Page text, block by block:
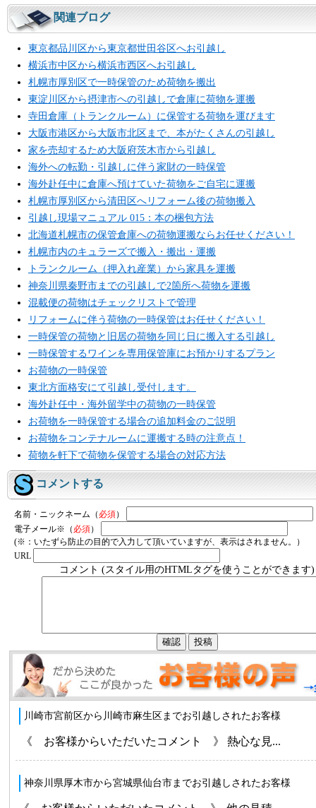
関連ブログ
東京都品川区から東京都世田谷区へお引越し
横浜市中区から横浜市西区へお引越し
札幌市厚別区で一時保管のため荷物を搬出
東淀川区から摂津市への引越しで倉庫に荷物を運搬
寺田倉庫（トランクルーム）に保管する荷物を運びます
大阪市港区から大阪市北区まで、本がたくさんの引越し
家を売却するため大阪府茨木市から引越し
海外への転勤・引越しに伴う家財の一時保管
海外赴任中に倉庫へ預けていた荷物をご自宅に運搬
札幌市厚別区から清田区へリフォーム後の荷物搬入
引越し現場マニュアル 015：本の梱包方法
北海道札幌市の保管倉庫への荷物運搬ならお任せください！
札幌市内のキュラーズで搬入・搬出・運搬
トランクルーム（押入れ産業）から家具を運搬
神奈川県秦野市までの引越しで2箇所へ荷物を運搬
混載便の荷物はチェックリストで管理
リフォームに伴う荷物の一時保管はお任せください！
一時保管の荷物と旧居の荷物を同じ日に搬入する引越し
一時保管するワインを専用保管庫にお預かりするプラン
お荷物の一時保管
東北方面格安にて引越し受付します。
海外赴任中・海外留学中の荷物の一時保管
お荷物を一時保管する場合の追加料金のご説明
お荷物をコンテナルームに運搬する時の注意点！
荷物を軒下で荷物を保管する場合の対応方法
コメントする
名前・ニックネーム（ 必須）
電子メール※（ 必須）
(※：いたずら防止の目的で入力して頂いていますが、表示はされません。）
URL
コメント (スタイル用のHTMLタグを使うことができます)